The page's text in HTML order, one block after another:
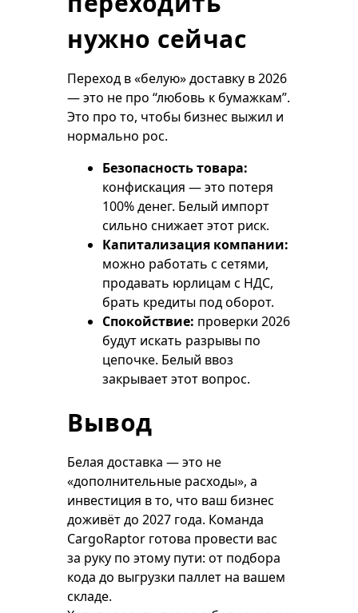
нужно сейчас
Переход в «белую» доставку в 2026
— это не про “любовь к бумажкам”.
Это про то, чтобы бизнес выжил и
нормально рос.
Безопасность товара:
конфискация — это потеря
100% денег. Белый импорт
сильно снижает этот риск.
Капитализация компании:
можно работать с сетями,
продавать юрлицам с НДС,
брать кредиты под оборот.
Спокойствие: проверки 2026
будут искать разрывы по
цепочке. Белый ввоз
закрывает этот вопрос.
Вывод
Белая доставка — это не
«дополнительные расходы», а
инвестиция в то, что ваш бизнес
доживёт до 2027 года. Команда
CargoRaptor готова провести вас
за руку по этому пути: от подбора
кода до выгрузки паллет на вашем
складе.